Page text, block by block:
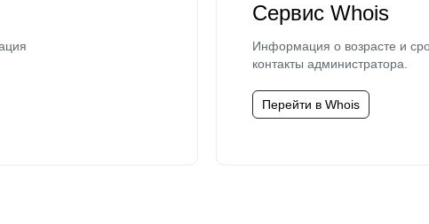
Сервис Whois
Информация о возрасте и
контакты администратора.
Перейти в Whois